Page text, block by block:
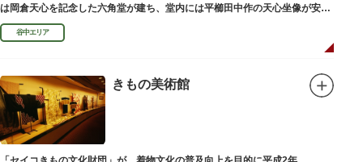
は岡倉天心を記念した六角堂が建ち、堂内には平櫛田中作の天心坐像が安置
されています。
谷中エリア
きもの美術館